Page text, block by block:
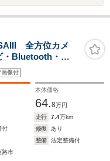
全方位カメ
・Bluetooth・
生・スマートキ
ルームクリーニン
画像付
本体価格
64.8万円
走行 7.4万km
付 修復
あり
整備
法定整備付
路市